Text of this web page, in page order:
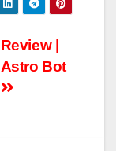
Review |
Astro Bot